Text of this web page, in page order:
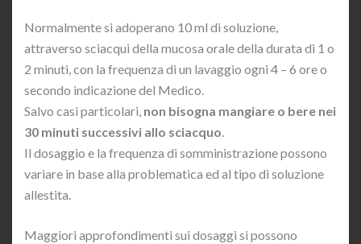
Normalmente si adoperano 10 ml di soluzione,
attraverso sciacqui della mucosa orale della durata di 1 o
2 minuti, con la frequenza di un lavaggio ogni 4 – 6 ore o
secondo indicazione del Medico.
Salvo casi particolari, non bisogna mangiare o bere nei
30 minuti successivi allo sciacquo.
Il dosaggio e la frequenza di somministrazione possono
variare in base alla problematica ed al tipo di soluzione
allestita.
Maggiori approfondimenti sui dosaggi si possono